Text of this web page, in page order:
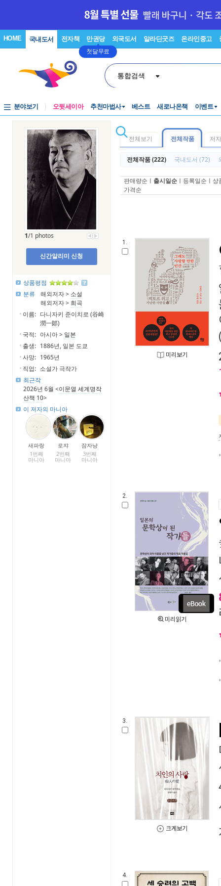
HOME 국내도서 전자책 만권당
첫달무료
외국도서 알라딘굿즈 온라인중고
통합검색
분야보기 오뒷세이아 추천마법사 베스트 새로나온책 이벤트
1/1 photos
신간알리미 신청
상품평점
분류
해외저자 > 소설
해외저자 > 희곡
이름: 다니자키 준이치로 (谷崎
潤一郞)
국적: 아시아 > 일본
출생: 1886년, 일본 도쿄
사망: 1965년
직업: 소설가 극작가
최근작
2026년 6월 <이문열 세계명작
산책 10>
이 저자의 마니아
새파랑
1번째
마니아
로쟈
2번째
마니아
잠자냥
3번째
마니아
전체보기 전체작품 저
전체작품 (222) 국내도서 (72)
판매량순 ㅣ 출시일순 ㅣ 등록일순 ㅣ 상
가격순
1.
미리보기
2.
미리읽기
3.
크게보기
4.